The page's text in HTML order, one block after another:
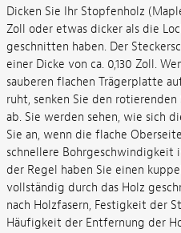
Dicken Sie Ihr Stopfenholz
Zoll oder etwas dicker als die
geschnitten haben. Der
einer Dicke von ca. 0,130 Zoll.
sauberen flachen Trägerplatte
ruht, senken Sie den
ab. Sie werden sehen, wie sich
Sie an, wenn die flache
schnellere Bohrgeschwindigkeit
der Regel haben Sie einen
vollständig durch das Holz
nach Holzfasern, Festigkeit der
Häufigkeit der Entfernung der